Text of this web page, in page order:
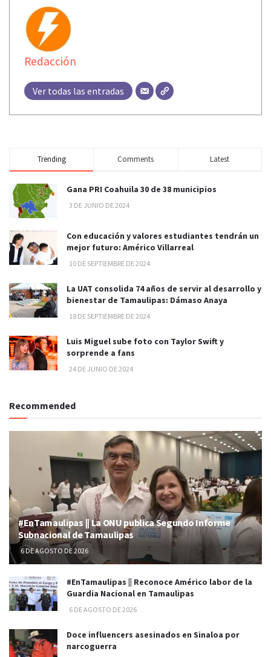
Redacción
Ver todas las entradas
Trending Comments Latest
Gana PRI Coahuila 30 de 38 municipios
3 DE JUNIO DE 2024
Con educación y valores estudiantes tendrán un
mejor futuro: Américo Villarreal
10 DE SEPTIEMBRE DE 2024
La UAT consolida 74 años de servir al desarrollo y
bienestar de Tamaulipas: Dámaso Anaya
18 DE SEPTIEMBRE DE 2024
Luis Miguel sube foto con Taylor Swift y
sorprende a fans
24 DE JUNIO DE 2024
Recommended
#EnTamaulipas || La ONU publica Segundo Informe
Subnacional de Tamaulipas
6 DE AGOSTO DE 2026
#EnTamaulipas || Reconoce Américo labor de la
Guardia Nacional en Tamaulipas
6 DE AGOSTO DE 2026
Doce influencers asesinados en Sinaloa por
narcoguerra